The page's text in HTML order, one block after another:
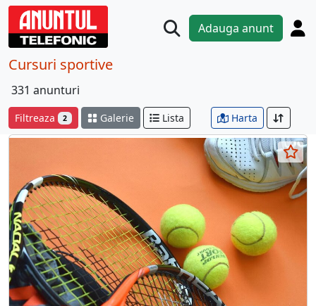
Adauga anunt
Cursuri sportive
331 anunturi
Filtreaza 2 Galerie Lista Harta